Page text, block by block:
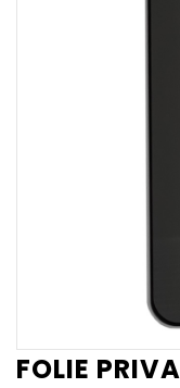
FOLIE